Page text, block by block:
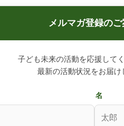
メルマガ登録のご
子ども未来の活動を応援して
最新の活動状況をお届け
名